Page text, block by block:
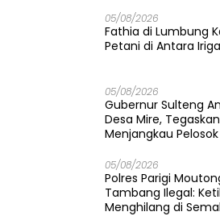
05/08/2026
Fathia di Lumbung
Petani di Antara
05/08/2026
Gubernur Sulteng
Desa Mire,
Menjangkau
05/08/2026
Polres Parigi
Tambang Ilegal:
Menghilang di